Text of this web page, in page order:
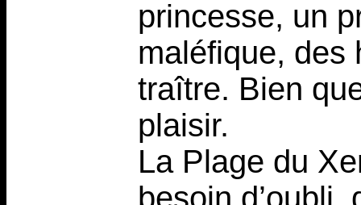
princesse, un
maléfique, des
traître. Bien
plaisir.
La Plage du
besoin